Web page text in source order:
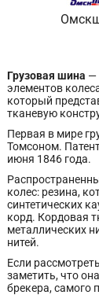
Грузовая шина —
элементов
который
тканевую
Первая в мире
Томсоном.
июня 1846 года.
колес: резина,
синтетических
корд. Кордовая
металлических
нитей.
Если рассмотреть
заметить, что
брекера, самого